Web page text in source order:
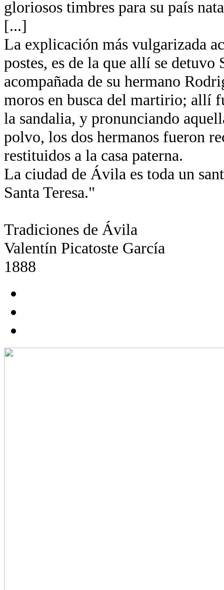
gloriosos timbres para su país
[...]
La explicación más vulgarizada
postes, es de la que allí se detuvo
acompañada de su hermano
moros en busca del martirio; allí
la sandalia, y pronunciando
polvo, los dos hermanos fueron
restituidos a la casa paterna.
La ciudad de Ávila es toda un
Santa Teresa."
Tradiciones de Ávila
Valentín Picatoste García
1888